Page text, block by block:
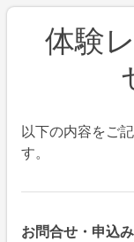
体験
以下の内容をご
す。
お問合せ・申込み